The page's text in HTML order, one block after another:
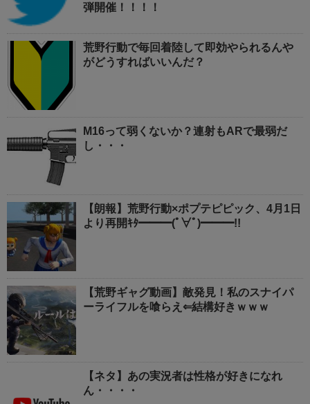
弾開催！！！！
荒野行動で毎回着陸して即効やられるんや
がどうすればいいんだ？
M16って弱くないか？連射もARで最弱だ
し・・・
【朗報】荒野行動×ポプテピピック、4月1日
より再開ｷﾀ━━━(ﾟ∀ﾟ)━━━!!
【荒野ギャグ動画】敵発見！私のスナイパ
ーライフルを喰らえ⇐結構好きｗｗｗ
【ネタ】あの実況者は性格が好きになれ
ん・・・・